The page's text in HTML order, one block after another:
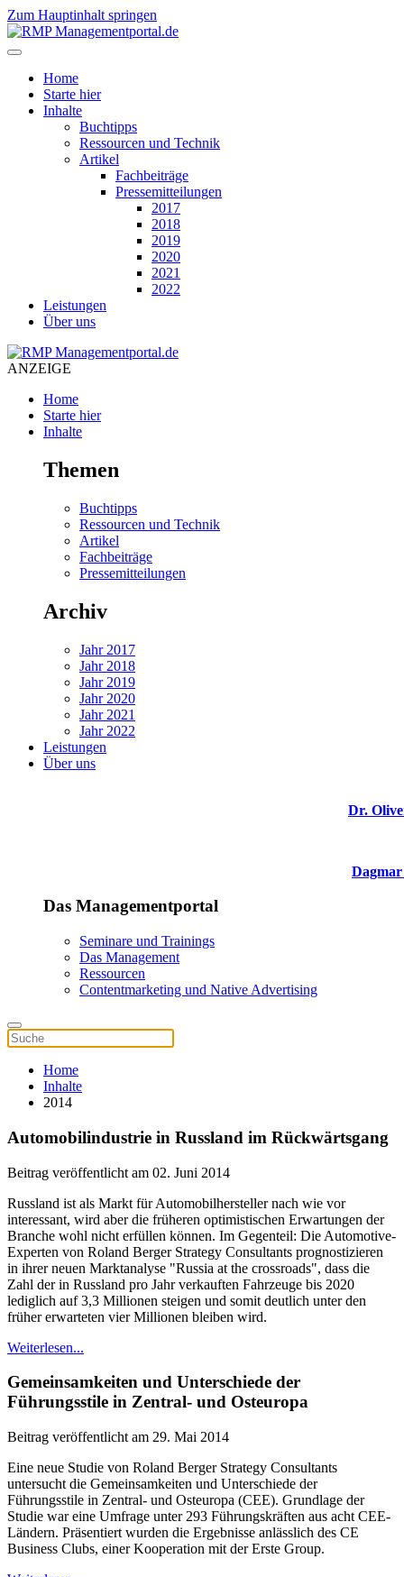
Zum Hauptinhalt springen
Home
Starte hier
Inhalte
Buchtipps
Ressourcen und Technik
Artikel
Fachbeiträge
Pressemitteilungen
2017
2018
2019
2020
2021
2022
Leistungen
Über uns
ANZEIGE
Home
Starte hier
Inhalte
Themen
Buchtipps
Ressourcen und Technik
Artikel
Fachbeiträge
Pressemitteilungen
Archiv
Jahr 2017
Jahr 2018
Jahr 2019
Jahr 2020
Jahr 2021
Jahr 2022
Leistungen
Über uns
Dr.
Dagmar
Das Managementportal
Seminare und Trainings
Das Management
Ressourcen
Contentmarketing und Native Advertising
Home
Inhalte
2014
Automobilindustrie in Russland im Rückwärtsgang
Beitrag veröffentlicht am 02. Juni 2014
Russland ist als Markt für Automobilhersteller nach wie vor
interessant, wird aber die früheren optimistischen Erwartungen der
Branche wohl nicht erfüllen können. Im Gegenteil: Die Automotive-
Experten von Roland Berger Strategy Consultants prognostizieren
in ihrer neuen Marktanalyse "Russia at the crossroads", dass die
Zahl der in Russland pro Jahr verkauften Fahrzeuge bis 2020
lediglich auf 3,3 Millionen steigen und somit deutlich unter den
früher erwarteten vier Millionen bleiben wird.
Weiterlesen...
Gemeinsamkeiten und Unterschiede der
Führungsstile in Zentral- und Osteuropa
Beitrag veröffentlicht am 29. Mai 2014
Eine neue Studie von Roland Berger Strategy Consultants
untersucht die Gemeinsamkeiten und Unterschiede der
Führungsstile in Zentral- und Osteuropa (CEE). Grundlage der
Studie war eine Umfrage unter 293 Führungskräften aus acht CEE-
Ländern. Präsentiert wurden die Ergebnisse anlässlich des CE
Business Clubs, einer Kooperation mit der Erste Group.